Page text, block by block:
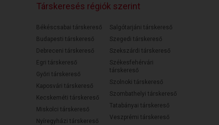
Társkeresés régiók szerint
Békéscsabai társkereső
Budapesti társkereső
Debreceni társkereső
Egri társkereső
Győri társkereső
Kaposvári társkereső
Kecskeméti társkereső
Miskolci társkereső
Nyíregyházi társkereső
Salgótarjáni társkereső
Szegedi társkereső
Szekszárdi társkereső
Székesfehérvári
társkereső
Szolnoki társkereső
Szombathelyi társkereső
Tatabányai társkereső
Veszprémi társkereső